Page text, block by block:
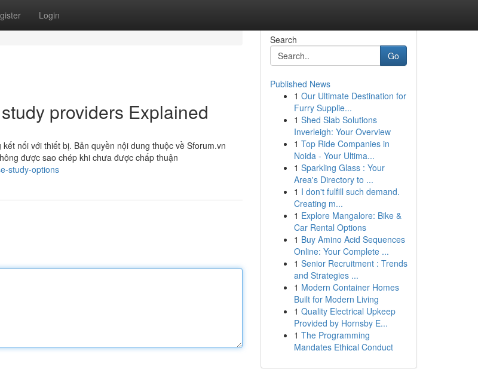
Login
providers Explained
nối với thiết bị. Bản quyền nội dung thuộc về Sforum.vn
được sao chép khi chưa được chấp thuận
study-options
Search
Go
Published News
1 Our Ultimate Destination for
Furry Supplie...
1 Shed Slab Solutions
Inverleigh: Your Overview
1 Top Ride Companies in
Noida - Your Ultima...
1 Sparkling Glass : Your
Area's Directory to ...
1 I don't fulfill such demand.
Creating m...
1 Explore Mangalore: Bike &
Car Rental Options
1 Buy Amino Acid Sequences
Online: Your Complete ...
1 Senior Recruitment : Trends
and Strategies ...
1 Modern Container Homes
Built for Modern Living
1 Quality Electrical Upkeep
Provided by Hornsby E...
1 The Programming
Mandates Ethical Conduct